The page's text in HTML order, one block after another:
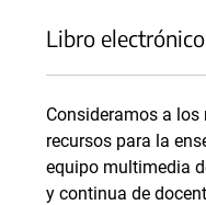
Libro electrónico
Consideramos a
recursos para la
equipo multimedia
y continua de